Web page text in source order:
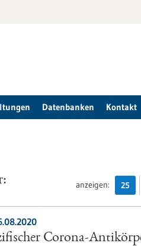
Datenbanken Kontakt
anzeigen: 25
Corona-